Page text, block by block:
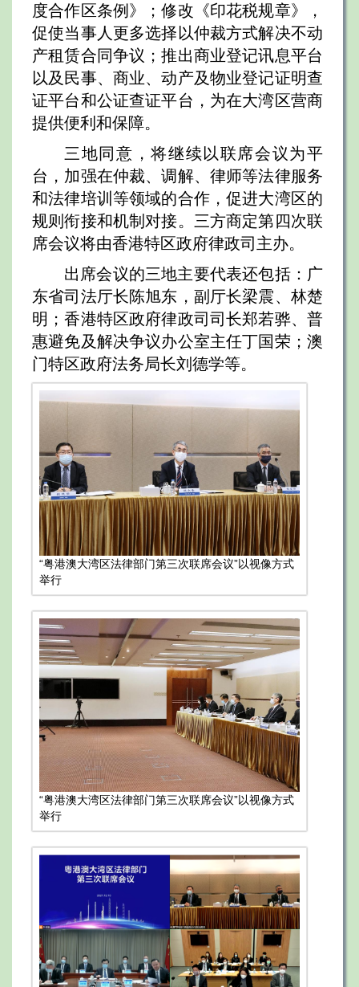
度合作区条例》；修改《印花税规章》，
促使当事人更多选择以仲裁方式解决不动
产租赁合同争议；推出商业登记讯息平台
以及民事、商业、动产及物业登记证明查
证平台和公证查证平台，为在大湾区营商
提供便利和保障。
三地同意，将继续以联席会议为平
台，加强在仲裁、调解、律师等法律服务
和法律培训等领域的合作，促进大湾区的
规则衔接和机制对接。三方商定第四次联
席会议将由香港特区政府律政司主办。
出席会议的三地主要代表还包括：广
东省司法厅长陈旭东，副厅长梁震、林楚
明；香港特区政府律政司司长郑若骅、普
惠避免及解决争议办公室主任丁国荣；澳
门特区政府法务局长刘德学等。
“粤港澳大湾区法律部门第三次联席会议”以视像方式
举行
“粤港澳大湾区法律部门第三次联席会议”以视像方式
举行